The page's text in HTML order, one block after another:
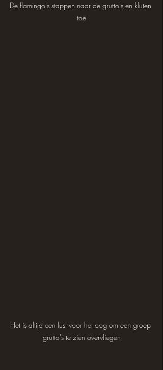
De flamingo's stappen naar de grutto's en kluten
toe
Het is altijd een lust voor het oog om een groep
grutto's te zien overvliegen